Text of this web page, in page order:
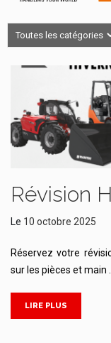
Révision
Le 10 octobre 2025
Réservez votre
sur les pièces et main …
LIRE PLUS